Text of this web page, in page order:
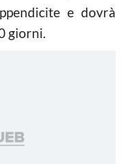
e dovrà
giorni.